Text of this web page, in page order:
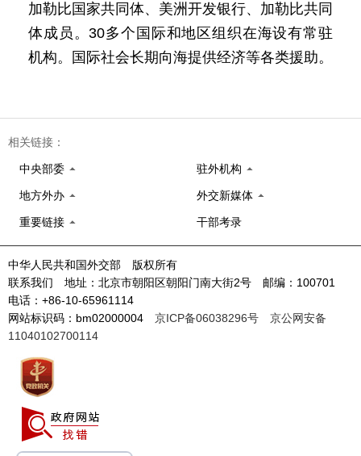
加勒比国家共同体、美洲开发银行、加勒比共同
体成员。30多个国际和地区组织在海设有常驻
机构。国际社会长期向海提供经济等各类援助。
相关链接：
中央部委 驻外机构
地方外办 外交新媒体
重要链接 干部考录
中华人民共和国外交部 版权所有
联系我们 地址：北京市朝阳区朝阳门南大街2号 邮编：100701
电话：+86-10-65961114
网站标识码：bm02000004 京ICP备06038296号
京公网安备
11040102700114